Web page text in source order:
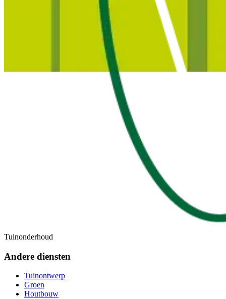
Tuinonderhoud
Andere diensten
Tuinontwerp
Groen
Houtbouw